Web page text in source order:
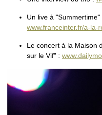
Un live à
www.franceinter.fr/a-la-
Le concert à la Maison
sur le Vif" :